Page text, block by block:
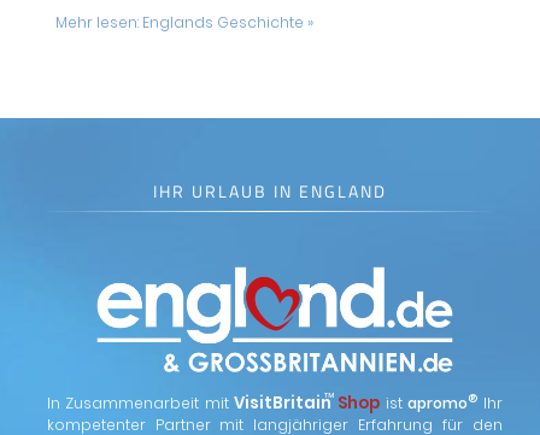
Mehr lesen: Englands Geschichte »
IHR URLAUB IN ENGLAND
In Zusammenarbeit mitVisitBritain
™ Shop istapromo® Ihr
kompetenter Partner mit langjähriger Erfahrung für den